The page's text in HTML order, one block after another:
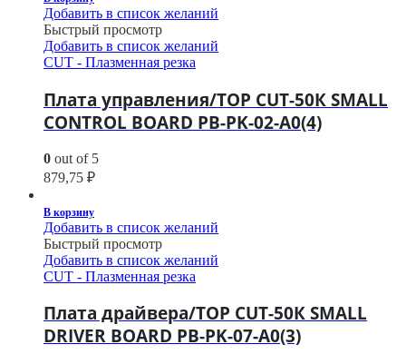
Добавить в список желаний
Быстрый просмотр
Добавить в список желаний
CUT - Плазменная резка
Плата управления/TOP CUT-50К SMALL
CONTROL BOARD PB-PK-02-A0(4)
0 out of 5
879,75 ₽
В корзину
Добавить в список желаний
Быстрый просмотр
Добавить в список желаний
CUT - Плазменная резка
Плата драйвера/TOP CUT-50К SMALL
DRIVER BOARD PB-PK-07-A0(3)